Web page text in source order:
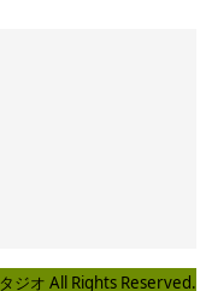
ジオ All Rights Reserved.